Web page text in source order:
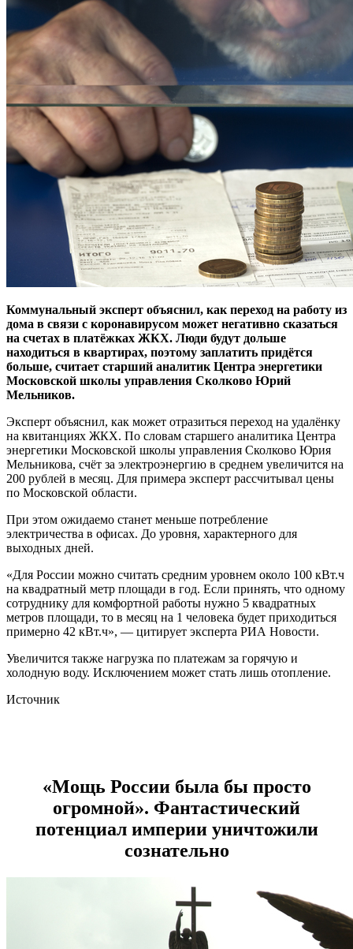
Коммунальный эксперт объяснил, как переход на работу из
дома в связи с коронавирусом может негативно сказаться
на счетах в платёжках ЖКХ. Люди будут дольше
находиться в квартирах, поэтому заплатить придётся
больше, считает старший аналитик Центра энергетики
Московской школы управления Сколково Юрий
Мельников.
Эксперт объяснил, как может отразиться переход на удалёнку
на квитанциях ЖКХ. По словам старшего аналитика Центра
энергетики Московской школы управления Сколково Юрия
Мельникова, счёт за электроэнергию в среднем увеличится на
200 рублей в месяц. Для примера эксперт рассчитывал цены
по Московской области.
При этом ожидаемо станет меньше потребление
электричества в офисах. До уровня, характерного для
выходных дней.
«Для России можно считать средним уровнем около 100 кВт.ч
на квадратный метр площади в год. Если принять, что одному
сотруднику для комфортной работы нужно 5 квадратных
метров площади, то в месяц на 1 человека будет приходиться
примерно 42 кВт.ч», — цитирует эксперта РИА Новости.
Увеличится также нагрузка по платежам за горячую и
холодную воду. Исключением может стать лишь отопление.
Источник
«Мощь России была бы просто
огромной». Фантастический
потенциал империи уничтожили
сознательно